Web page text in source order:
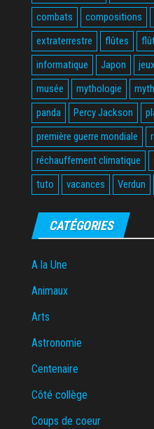
combats
compositions
extraterrestre
flûtes
informatique
Japon jeux
musée
mythologie
panda
Percy Jackson
première guerre mondiale
réchauffement climatique
tuto
vacances Verdun
CATÉGORIES
A la Une
Animaux
Arts
Astronomie
Centenaire
Côté collège
Coups de coeur